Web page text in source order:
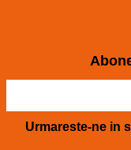
Urmareste-ne in